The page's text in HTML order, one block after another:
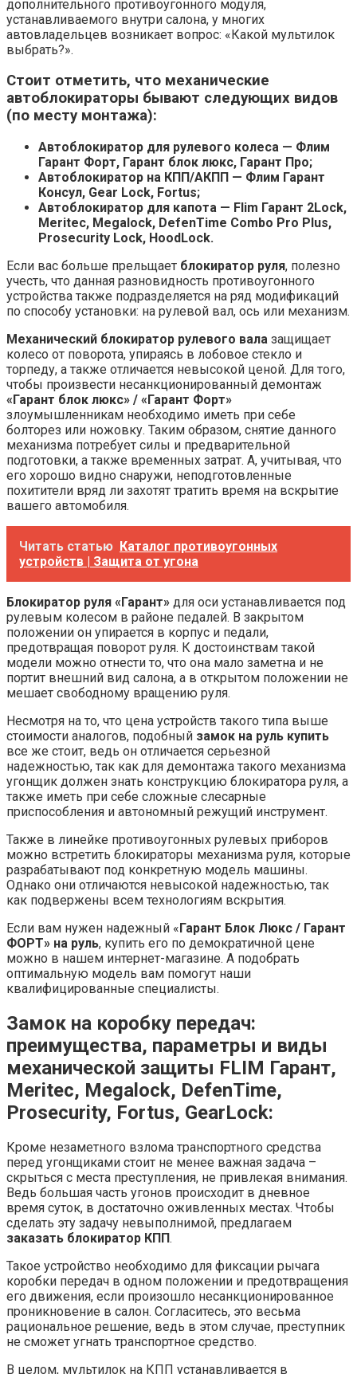
дополнительного противоугонного модуля,
устанавливаемого внутри салона, у многих
автовладельцев возникает вопрос: «Какой мультилок
выбрать?».
Стоит отметить, что механические
автоблокираторы бывают следующих видов
(по месту монтажа):
Автоблокиратор для рулевого колеса — Флим
Гарант Форт, Гарант блок люкс, Гарант Про;
Автоблокиратор на КПП/АКПП — Флим Гарант
Консул, Gear Lock, Fortus;
Автоблокиратор для капота — Flim Гарант 2Lock,
Meritec, Megalock, DefenTime Combo Pro Plus,
Prosecurity Lock, HoodLock.
Если вас больше прельщает блокиратор руля, полезно
учесть, что данная разновидность противоугонного
устройства также подразделяется на ряд модификаций
по способу установки: на рулевой вал, ось или механизм.
Механический блокиратор рулевого вала защищает
колесо от поворота, упираясь в лобовое стекло и
торпеду, а также отличается невысокой ценой. Для того,
чтобы произвести несанкционированный демонтаж
«Гарант блок люкс» / «Гарант Форт»
злоумышленникам необходимо иметь при себе
болторез или ножовку. Таким образом, снятие данного
механизма потребует силы и предварительной
подготовки, а также временных затрат. А, учитывая, что
его хорошо видно снаружи, неподготовленные
похитители вряд ли захотят тратить время на вскрытие
вашего автомобиля.
Читать статью Каталог противоугонных
устройств | Защита от угона
Блокиратор руля «Гарант» для оси устанавливается под
рулевым колесом в районе педалей. В закрытом
положении он упирается в корпус и педали,
предотвращая поворот руля. К достоинствам такой
модели можно отнести то, что она мало заметна и не
портит внешний вид салона, а в открытом положении не
мешает свободному вращению руля.
Несмотря на то, что цена устройств такого типа выше
стоимости аналогов, подобный замок на руль купить
все же стоит, ведь он отличается серьезной
надежностью, так как для демонтажа такого механизма
угонщик должен знать конструкцию блокиратора руля, а
также иметь при себе сложные слесарные
приспособления и автономный режущий инструмент.
Также в линейке противоугонных рулевых приборов
можно встретить блокираторы механизма руля, которые
разрабатывают под конкретную модель машины.
Однако они отличаются невысокой надежностью, так
как подвержены всем технологиям вскрытия.
Если вам нужен надежный «Гарант Блок Люкс / Гарант
ФОРТ» на руль, купить его по демократичной цене
можно в нашем интернет-магазине. А подобрать
оптимальную модель вам помогут наши
квалифицированные специалисты.
Замок на коробку передач:
преимущества, параметры и виды
механической защиты FLIM Гарант,
Meritec, Megalock, DefenTime,
Prosecurity, Fortus, GearLock:
Кроме незаметного взлома транспортного средства
перед угонщиками стоит не менее важная задача –
скрыться с места преступления, не привлекая внимания.
Ведь большая часть угонов происходит в дневное
время суток, в достаточно оживленных местах. Чтобы
сделать эту задачу невыполнимой, предлагаем
заказать блокиратор КПП.
Такое устройство необходимо для фиксации рычага
коробки передач в одном положении и предотвращения
его движения, если произошло несанкционированное
проникновение в салон. Согласитесь, это весьма
рациональное решение, ведь в этом случае, преступник
не сможет угнать транспортное средство.
В целом, мультилок на КПП устанавливается в